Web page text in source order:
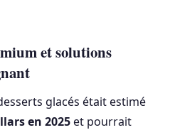
et solutions
glacés était estimé
en 2025et pourrait